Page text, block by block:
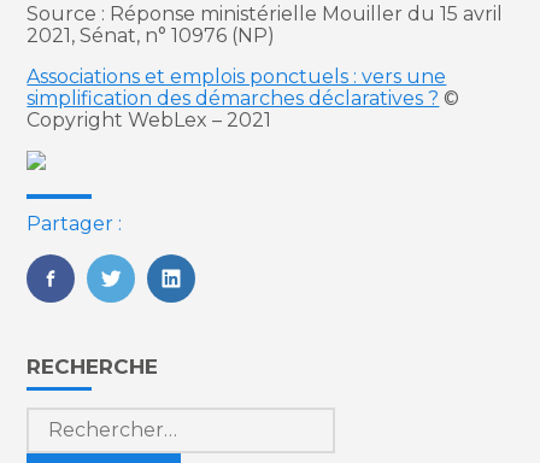
Source : Réponse ministérielle Mouiller du 15 avril
2021, Sénat, n° 10976 (NP)
Associations et emplois ponctuels : vers une
simplification des démarches déclaratives ? ©
Copyright WebLex – 2021
Partager :
FaceBook
TwitterLinkedIn
Blog
sidebar
RECHERCHE
Rechercher :